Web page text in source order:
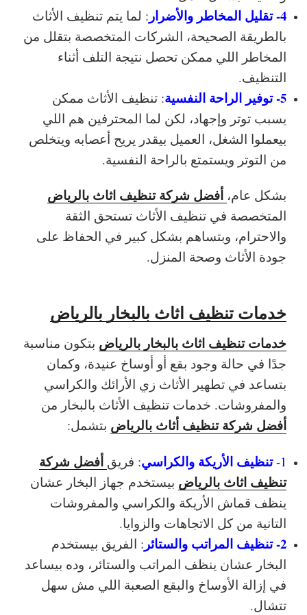
4- تقليل المخاطر والأضرار
: لما يتم تنظيف الأثاث
بالطريقة الصحيحة، الشركات المتخصصة بتقلل من
المخاطر اللي ممكن تحصل نتيجة التلف أثناء
التنظيف.
5- توفير الراحة النفسية
: تنظيف الأثاث ممكن
يسبب توتر وإجهاد، لكن لما المحترفين هم اللي
بيعملوا الشغل، العميل بيقدر يريح أعصابه ويتخلص
من التوتر ويستمتع بالراحة النفسية.
بشكل عام، أفضل شركة تنظيف اثاث بالرياض
المتخصصة في تنظيف الأثاث تستحق الثقة
والاحترام، وبتساهم بشكل كبير في الحفاظ على
جودة الأثاث وصحة المنزل.
خدمات تنظيف اثاث بالبخار بالرياض
خدمات تنظيف اثاث بالبخار بالرياض بتكون مناسبة
جدًا في حالة وجود بقع أو أوساخ عنيدة، وكمان
بتساعد في تطهير الأثاث زي الأرائك والكراسي
والمفروشات. خدمات تنظيف الأثاث بالبخار من
أفضل شركة تنظيف أثاث بالرياض بتشمل:
1- تنظيف الأريكة والكراسي: فريق أفضل شركة
تنظيف اثاث بالرياض بيستخدم جهاز البخار عشان
ينظف قماش الأريكة والكراسي والمفروشات
التانية من كل الاتجاهات والزوايا.
2- تنظيف المراتب والستائر
: الفريق بيستخدم
البخار عشان ينظف المراتب والستائر، وده بيساعد
في إزالة الأوساخ والبقع الصعبة اللي مش سهل
تتشال.